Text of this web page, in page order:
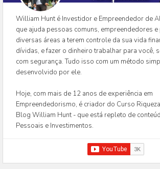
William Hunt é Investidor e Empreendedor de
que ajuda pessoas comuns, empreendedores
diversas áreas a terem controle da sua vida
dívidas, e fazer o dinheiro trabalhar para você,
com segurança. Tudo isso com um método
desenvolvido por ele.
Hoje, com mais de 12 anos de experiência em
Empreendedorismo, é criador do Curso
Blog William Hunt - que está repleto de
Pessoais e Investimentos.